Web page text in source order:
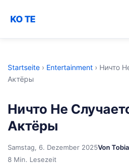
KO TE
Startseite › Entertainment › Ничто
Актёры
Ничто Не
Актёры
Samstag, 6. Dezember 2025Von
8 Min. Lesezeit